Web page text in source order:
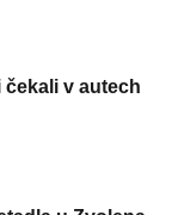
v autech